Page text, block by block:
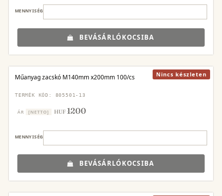
MENNYISÉG
BEVÁSÁRLÓKOCSIBA
Nincs készleten
Műanyag zacskó M140mm x200mm 100/cs
TERMÉK KÓD: 805501-13
ÁR [NETTO] HUF1200
MENNYISÉG
BEVÁSÁRLÓKOCSIBA